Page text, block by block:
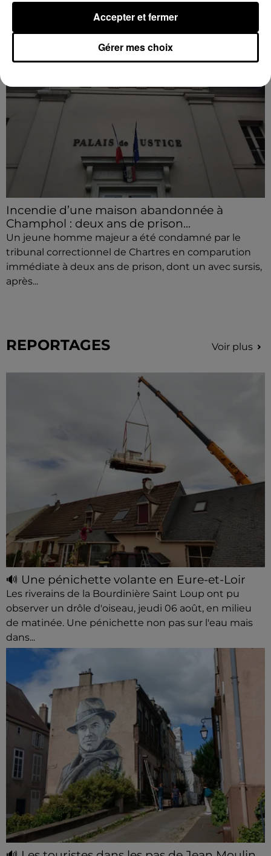
Incendie d’une maison abandonnée à
Champhol : deux ans de prison...
Un jeune homme majeur a été condamné par le
tribunal correctionnel de Chartres en comparution
immédiate à deux ans de prison, dont un avec sursis,
après...
REPORTAGES Voir plus
🔊 Une pénichette volante en Eure-et-Loir
Les riverains de la Bourdinière Saint Loup ont pu
observer un drôle d'oiseau, jeudi 06 août, en milieu
de matinée. Une pénichette non pas sur l'eau mais
dans...
Gérer mes choix
Accepter et fermer